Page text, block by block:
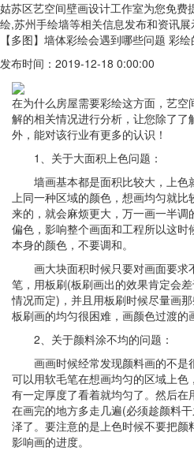
姑苏区艺空间壁画设计工作室为您免费
绘,苏州手绘墙等相关信息发布和资讯展
【多图】墙体彩绘会遇到哪些问题 彩
发布时间：2019-12-18 0:00:00
在为什么房屋需要彩绘这方面，艺空
解的相关情况进行分析，让您除了了
外，能对该行业有更多的认识！
1、关于大面积上色问题：
墙画基本都是面积比较大，上
上同一种区域的颜色，想画均匀就比
来的，就会麻烦更大，万一画一半调
偏色，影响整个画面和工程所以这
本身的颜色，不要调和。
画大块面积时候只要对画面要
笔，用板刷(板刷画出的效果肯定会
情况而定)，并且用板刷时候尽量画
板刷画的均匀很困难，画颜色过渡的
2、关于颜料涂不均的问题：
画画时候经常发现颜料画的不
可以用软毛笔在想画均匀的区域上
有一定厚度了看着就均匀了。然后在
在画完的地方多走几遍(必须趁颜料
泽了。要注意的是上色时候不要把颜
影响画的进度。